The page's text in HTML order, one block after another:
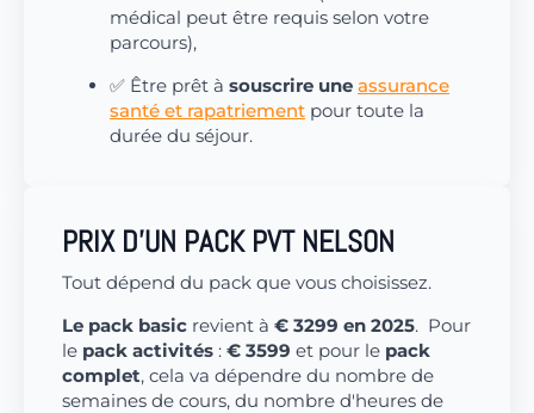
médical peut être requis selon votre
parcours),
✅ Être prêt à souscrire une assurance
santé et rapatriement pour toute la
durée du séjour.
PRIX D'UN PACK PVT NELSON
Tout dépend du pack que vous choisissez.
Le pack basic revient à € 3299 en 2025. Pour
le pack activités : € 3599 et pour le pack
complet, cela va dépendre du nombre de
semaines de cours, du nombre d'heures de